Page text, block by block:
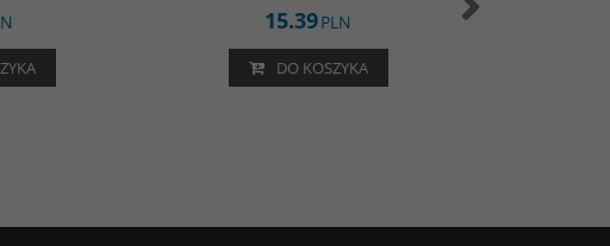
15.39PLN
DO KOSZYKA